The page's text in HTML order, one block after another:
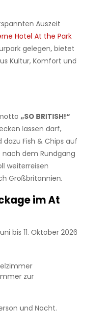
Auszeit
Hotel At the Park
gelegen, bietet
Kultur, Komfort und
„SO BRITISH!“
lassen darf,
dazu Fish & Chips auf
nach dem Rundgang
weiterreisen
Großbritannien.
im At
bis 11. Oktober 2026
zur
und Nacht.